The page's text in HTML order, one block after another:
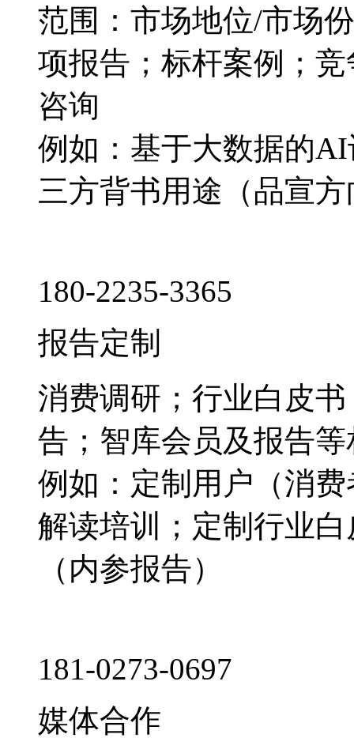
范围：市场地位/市场
项报告；标杆案例；
咨询
例如：基于大数据的
三方背书用途（品宣
180-2235-3365
报告定制
消费调研；行业白皮
告；智库会员及报告
例如：定制用户（消
解读培训；定制行业
（内参报告）
181-0273-0697
媒体合作